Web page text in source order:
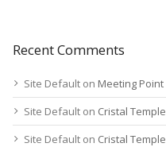
Recent Comments
Site Default on Meeting Point
Site Default on Cristal Temple
Site Default on Cristal Temple